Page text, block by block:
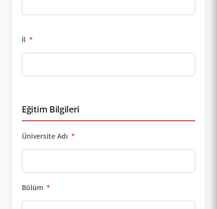
İl *
Eğitim Bilgileri
Üniversite Adı *
Bölüm *